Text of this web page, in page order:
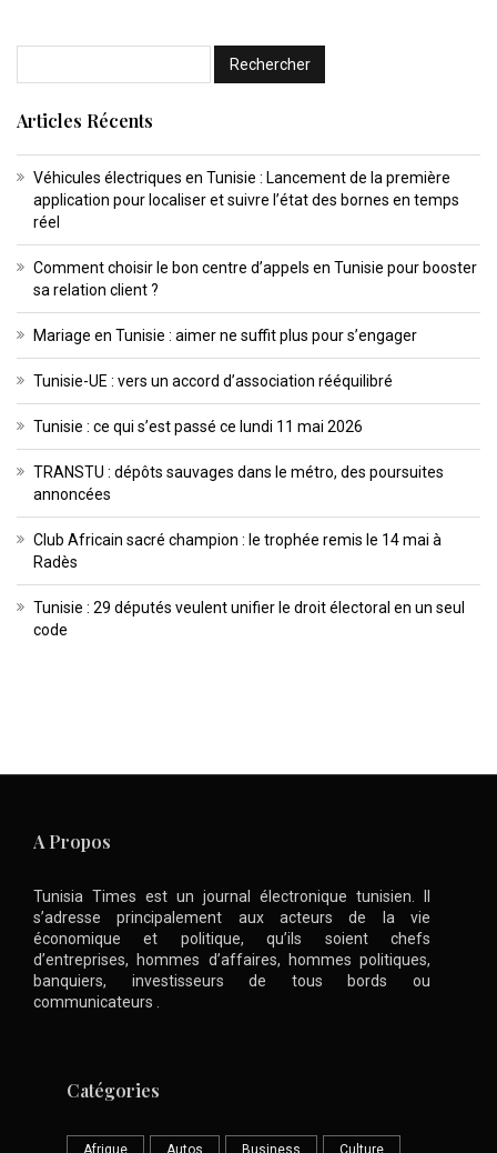
Articles Récents
Véhicules électriques en Tunisie : Lancement de la première
application pour localiser et suivre l’état des bornes en temps
réel
Comment choisir le bon centre d’appels en Tunisie pour booster
sa relation client ?
Mariage en Tunisie : aimer ne suffit plus pour s’engager
Tunisie-UE : vers un accord d’association rééquilibré
Tunisie : ce qui s’est passé ce lundi 11 mai 2026
TRANSTU : dépôts sauvages dans le métro, des poursuites
annoncées
Club Africain sacré champion : le trophée remis le 14 mai à
Radès
Tunisie : 29 députés veulent unifier le droit électoral en un seul
code
A Propos
Tunisia Times est un journal électronique tunisien. Il
s’adresse principalement aux acteurs de la vie
économique et politique, qu’ils soient chefs
d’entreprises, hommes d’affaires, hommes politiques,
banquiers, investisseurs de tous bords ou
communicateurs .
Catégories